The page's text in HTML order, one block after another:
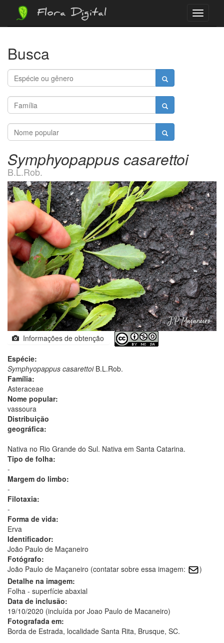
Menu
Flora Digital
Busca
Symphyopappus casarettoi
B.L.Rob.
Informações de obtenção
Espécie:
Symphyopappus casarettoiB.L.Rob.
Família:
Asteraceae
Nome popular:
vassoura
Distribuição
geográfica:
Nativa no Rio Grande do Sul. Nativa em Santa Catarina.
Tipo de folha:
-
Margem do limbo:
-
Filotaxia:
-
Forma de vida:
Erva
Identificador:
João Paulo de Maçaneiro
Fotógrafo:
João Paulo de Maçaneiro (contatar sobre essa imagem:
)
Detalhe na imagem:
Folha - superfície abaxial
Data de inclusão:
19/10/2020 (incluída por Joao Paulo de Macaneiro)
Fotografada em:
Borda de Estrada, localidade Santa Rita, Brusque, SC.